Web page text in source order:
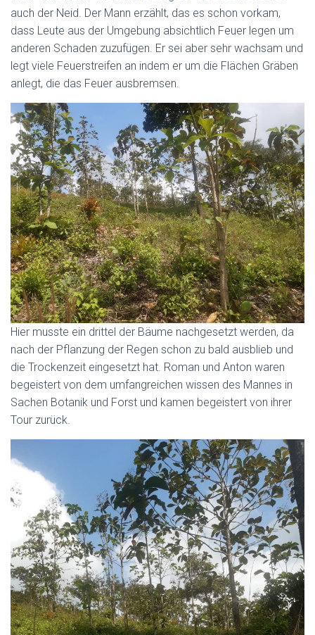
auch der Neid. Der Mann erzählt, das es schon vorkam,
dass Leute aus der Umgebung absichtlich Feuer legen um
anderen Schaden zuzufügen. Er sei aber sehr wachsam und
legt viele Feuerstreifen an indem er um die Flächen Gräben
anlegt, die das Feuer ausbremsen.
Hier musste ein drittel der Bäume nachgesetzt werden, da
nach der Pflanzung der Regen schon zu bald ausblieb und
die Trockenzeit eingesetzt hat. Roman und Anton waren
begeistert von dem umfangreichen wissen des Mannes in
Sachen Botanik und Forst und kamen begeistert von ihrer
Tour zurück.